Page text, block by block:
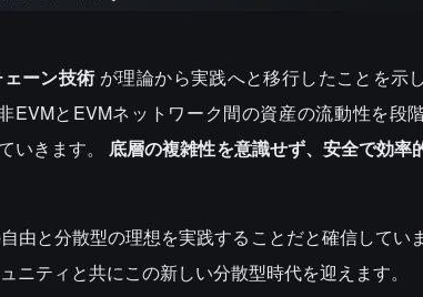
ーン技術 が理論から実践へと移行したことを示
とEVMネットワーク間の資産の流動性を段
いきます。 底層の複雑性を意識せず、安全で効率
由と分散型の理想を実践することだと確信してい
ニティと共にこの新しい分散型時代を迎えます。